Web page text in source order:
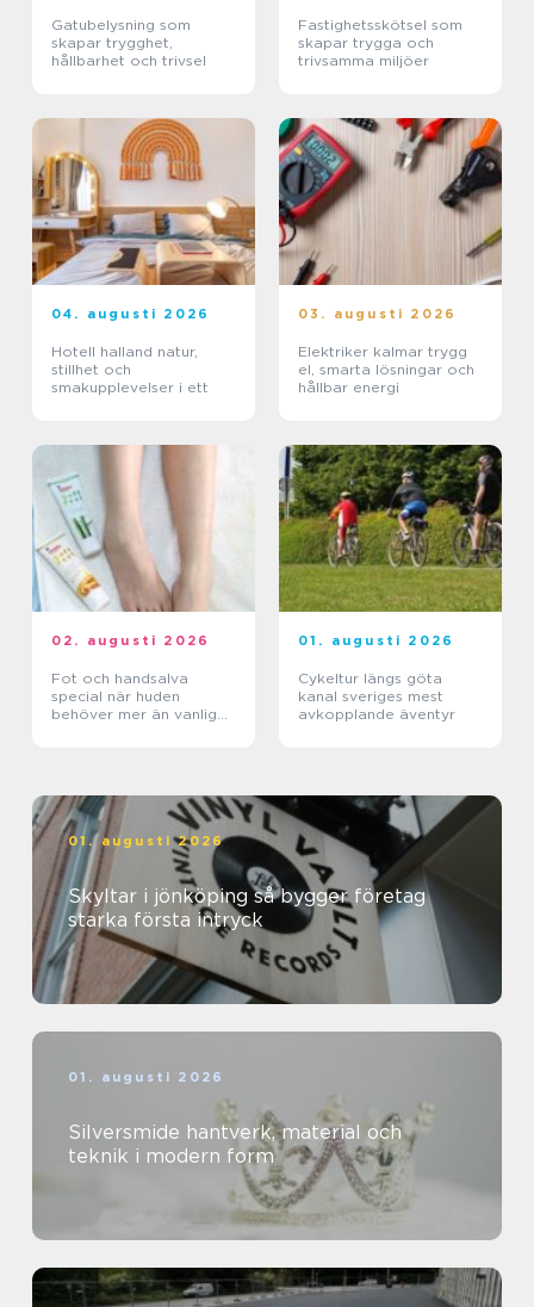
Gatubelysning som
skapar trygghet,
hållbarhet och trivsel
Fastighetsskötsel som
skapar trygga och
trivsamma miljöer
04. augusti 2026
Hotell halland natur,
stillhet och
smakupplevelser i ett
03. augusti 2026
Elektriker kalmar trygg
el, smarta lösningar och
hållbar energi
02. augusti 2026
Fot och handsalva
special när huden
behöver mer än vanlig
01. augusti 2026
Cykeltur längs göta
kanal sveriges mest
avkopplande äventyr
01. augusti 2026
Skyltar i jönköping så bygger företag
starka första intryck
01. augusti 2026
Silversmide hantverk, material och
teknik i modern form